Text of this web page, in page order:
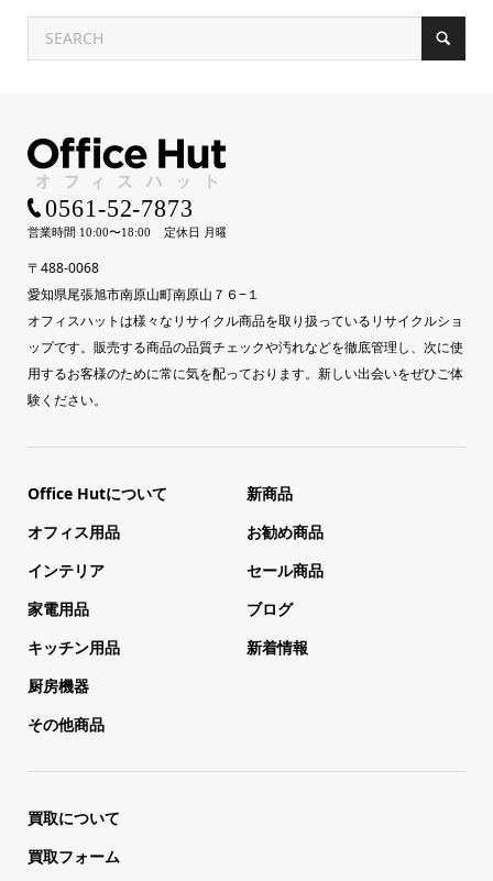
〒488-0068
愛知県尾張旭市南原山町南原山７６−１
オフィスハットは様々なリサイクル商品を取り扱っているリサイクルショ
ップです。販売する商品の品質チェックや汚れなどを徹底管理し、次に使
用するお客様のために常に気を配っております。新しい出会いをぜひご体
験ください。
Office Hutについて
オフィス用品
インテリア
家電用品
キッチン用品
厨房機器
その他商品
新商品
お勧め商品
セール商品
ブログ
新着情報
買取について
買取フォーム